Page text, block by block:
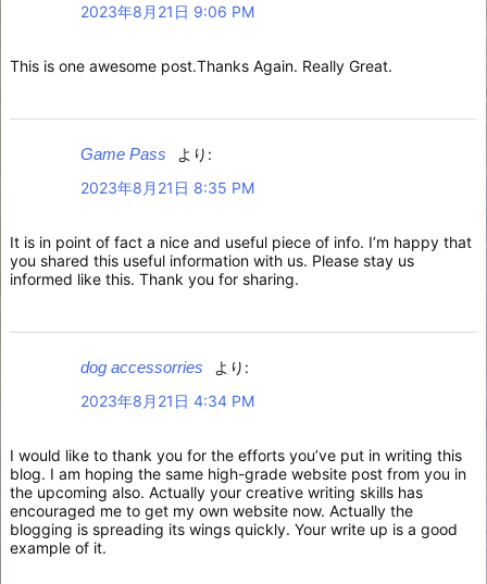
2023年8月21日 9:06 PM
This is one awesome post.Thanks Again. Really Great.
Game Pass
より:
2023年8月21日 8:35 PM
It is in point of fact a nice and useful piece of info. I’m happy that
you shared this useful information with us. Please stay us
informed like this. Thank you for sharing.
dog accessorries
より:
2023年8月21日 4:34 PM
I would like to thank you for the efforts you’ve put in writing this
blog. I am hoping the same high-grade website post from you in
the upcoming also. Actually your creative writing skills has
encouraged me to get my own website now. Actually the
blogging is spreading its wings quickly. Your write up is a good
example of it.